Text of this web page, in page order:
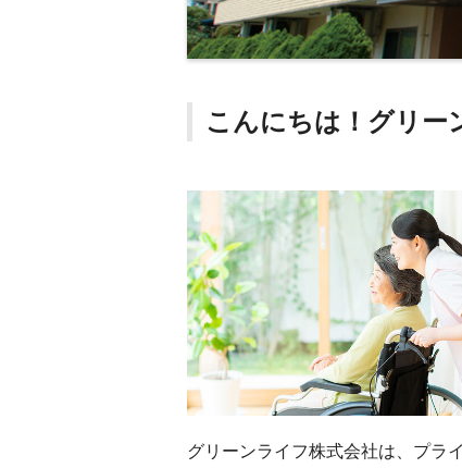
こんにちは！グリー
グリーンライフ株式会社は、プラ